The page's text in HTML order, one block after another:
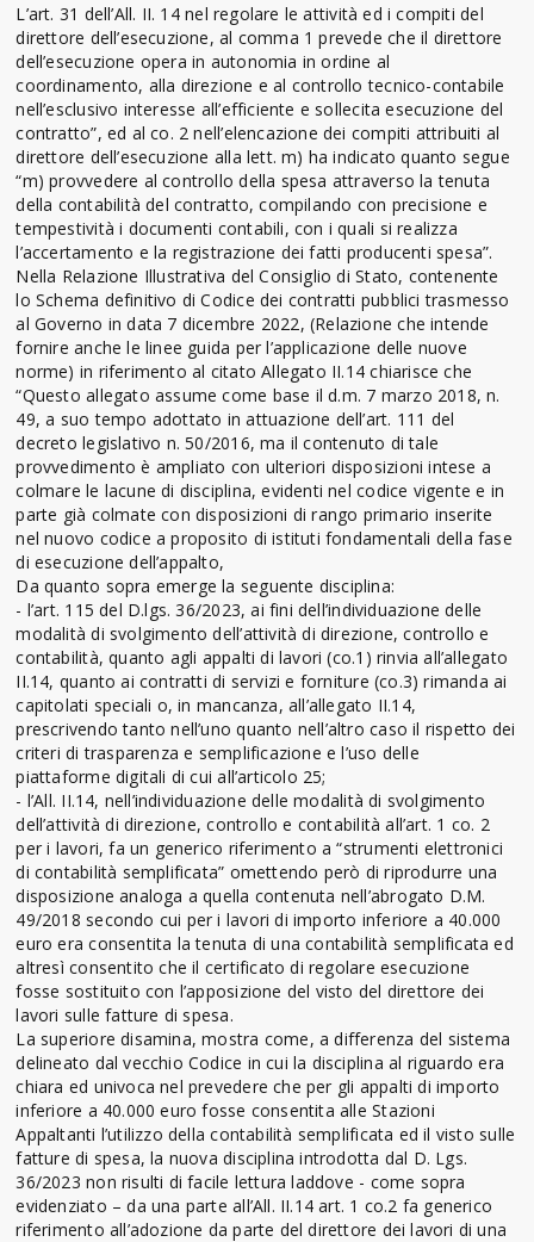
L’art. 31 dell’All. II. 14 nel regolare le attività ed i compiti del
direttore dell’esecuzione, al comma 1 prevede che il direttore
dell’esecuzione opera in autonomia in ordine al
coordinamento, alla direzione e al controllo tecnico-contabile
nell’esclusivo interesse all’efficiente e sollecita esecuzione del
contratto”, ed al co. 2 nell’elencazione dei compiti attribuiti al
direttore dell’esecuzione alla lett. m) ha indicato quanto segue
“m) provvedere al controllo della spesa attraverso la tenuta
della contabilità del contratto, compilando con precisione e
tempestività i documenti contabili, con i quali si realizza
l’accertamento e la registrazione dei fatti producenti spesa”.
Nella Relazione Illustrativa del Consiglio di Stato, contenente
lo Schema definitivo di Codice dei contratti pubblici trasmesso
al Governo in data 7 dicembre 2022, (Relazione che intende
fornire anche le linee guida per l’applicazione delle nuove
norme) in riferimento al citato Allegato II.14 chiarisce che
“Questo allegato assume come base il d.m. 7 marzo 2018, n.
49, a suo tempo adottato in attuazione dell’art. 111 del
decreto legislativo n. 50/2016, ma il contenuto di tale
provvedimento è ampliato con ulteriori disposizioni intese a
colmare le lacune di disciplina, evidenti nel codice vigente e in
parte già colmate con disposizioni di rango primario inserite
nel nuovo codice a proposito di istituti fondamentali della fase
di esecuzione dell’appalto,
Da quanto sopra emerge la seguente disciplina:
- l’art. 115 del D.lgs. 36/2023, ai fini dell’individuazione delle
modalità di svolgimento dell’attività di direzione, controllo e
contabilità, quanto agli appalti di lavori (co.1) rinvia all’allegato
II.14, quanto ai contratti di servizi e forniture (co.3) rimanda ai
capitolati speciali o, in mancanza, all’allegato II.14,
prescrivendo tanto nell’uno quanto nell’altro caso il rispetto dei
criteri di trasparenza e semplificazione e l’uso delle
piattaforme digitali di cui all’articolo 25;
- l’All. II.14, nell’individuazione delle modalità di svolgimento
dell’attività di direzione, controllo e contabilità all’art. 1 co. 2
per i lavori, fa un generico riferimento a “strumenti elettronici
di contabilità semplificata” omettendo però di riprodurre una
disposizione analoga a quella contenuta nell’abrogato D.M.
49/2018 secondo cui per i lavori di importo inferiore a 40.000
euro era consentita la tenuta di una contabilità semplificata ed
altresì consentito che il certificato di regolare esecuzione
fosse sostituito con l’apposizione del visto del direttore dei
lavori sulle fatture di spesa.
La superiore disamina, mostra come, a differenza del sistema
delineato dal vecchio Codice in cui la disciplina al riguardo era
chiara ed univoca nel prevedere che per gli appalti di importo
inferiore a 40.000 euro fosse consentita alle Stazioni
Appaltanti l’utilizzo della contabilità semplificata ed il visto sulle
fatture di spesa, la nuova disciplina introdotta dal D. Lgs.
36/2023 non risulti di facile lettura laddove - come sopra
evidenziato – da una parte all’All. II.14 art. 1 co.2 fa generico
riferimento all’adozione da parte del direttore dei lavori di una